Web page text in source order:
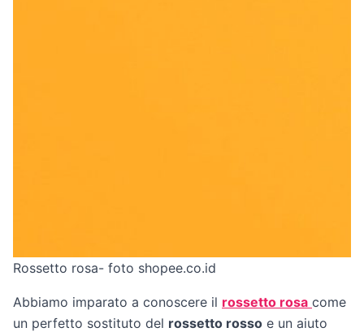
Rossetto rosa- foto shopee.co.id
Abbiamo imparato a conoscere il rossetto rosa come
un perfetto sostituto del rossetto rosso e un aiuto